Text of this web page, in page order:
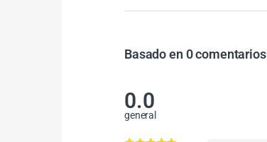
Basado en 0 comentarios
0.0
general